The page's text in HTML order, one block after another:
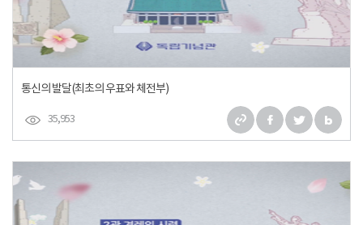
통신의 발달(최초의 우표와 체전부)
35,953